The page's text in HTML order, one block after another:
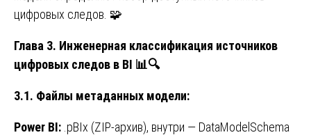
цифровых следов. 🧩
Глава 3. Инженерная классификация источников
цифровых следов в BI 📊🔍
3.1. Файлы метаданных модели:
Power BI: .pBIx (ZIP-архив), внутри — DataModelSchema